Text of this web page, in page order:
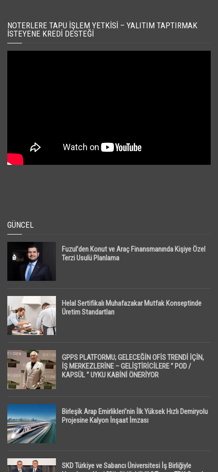
NOTERLERE TAPU İŞLEM YETKISI – YALITIM TAPTIRMAK
İSTEYENE KREDI DESTEĞI
GÜNCEL
Fuzul’den Konut ve Araç Finansmanında Kişiye Özel
Terzi Usulü Planlama
Helal Sertifikalı Muhafazakar Mutfak Konseptinde
Üretim Standartları
GPPS PLATFORMU; GELECEĞİN OFİS TRENDİ İÇİN,
İŞ MERKEZLERİNE – GELİŞTİRİCİLERE ” POD /
KAPSÜL ” UYKU KABİNİ ÖNERİYOR
Birleşik Arap Emirlikleri’nin İlk Yüksek Hızlı Demiryolu
Projesine Kalyon İnşaat İmzası
SKD Türkiye ve Sabancı Üniversitesi İş Birliğiyle